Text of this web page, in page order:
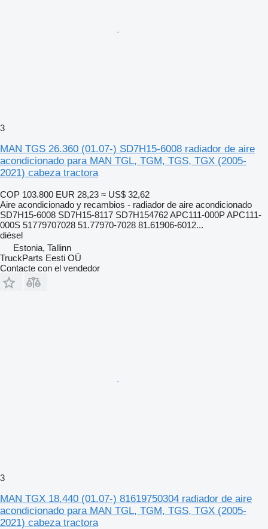
3
MAN TGS 26.360 (01.07-) SD7H15-6008 radiador de aire
acondicionado para MAN TGL, TGM, TGS, TGX (2005-
2021) cabeza tractora
COP 103.800 EUR 28,23 ≈ US$ 32,62
Aire acondicionado y recambios - radiador de aire acondicionado
SD7H15-6008 SD7H15-8117 SD7H154762 APC111-000P APC111-
000S 51779707028 51.77970-7028 81.61906-6012...
diésel
Estonia, Tallinn
TruckParts Eesti OÜ
Contacte con el vendedor
3
MAN TGX 18.440 (01.07-) 81619750304 radiador de aire
acondicionado para MAN TGL, TGM, TGS, TGX (2005-
2021) cabeza tractora